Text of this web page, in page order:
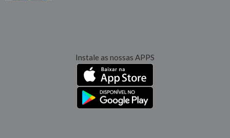
Instale as nossas APPS